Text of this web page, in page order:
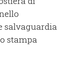
salvaguardia
stampa